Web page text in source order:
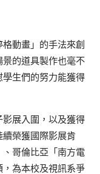
動畫」的手法來創
的道具製作也毫不
生們的努力能獲得
展入圍，以及獲得
榮獲國際影展肯
哥倫比亞「南方電
為本校及視訊系爭